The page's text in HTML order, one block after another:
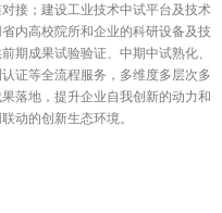
接；建设工业技术中试平台及技术
内高校院所和企业的科研设备及技
期成果试验验证、中期中试熟化、
证等全流程服务，多维度多层次多
落地，提升企业自我创新的动力和
动的创新生态环境。